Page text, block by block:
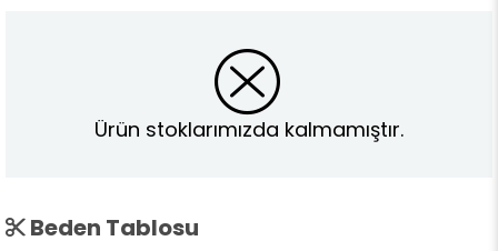
Ürün stoklarımızda kalmamıştır.
Beden Tablosu